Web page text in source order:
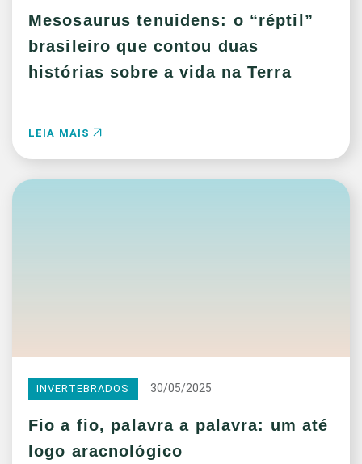
Mesosaurus tenuidens: o “réptil”
brasileiro que contou duas
histórias sobre a vida na Terra
LEIA MAIS
INVERTEBRADOS 30/05/2025
Fio a fio, palavra a palavra: um até
logo aracnológico